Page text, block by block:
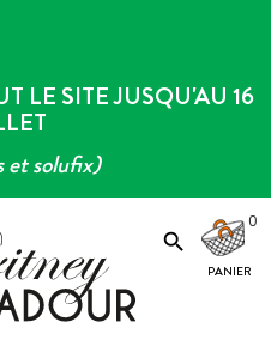
LE SITE JUSQU'AU 16
et solufix)

0